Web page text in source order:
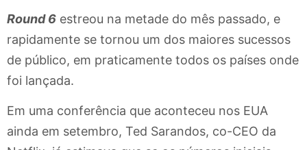
Round 6 estreou na metade do mês passado, e
rapidamente se tornou um dos maiores sucessos
de público, em praticamente todos os países onde
foi lançada.
Em uma conferência que aconteceu nos EUA
ainda em setembro, Ted Sarandos, co-CEO da